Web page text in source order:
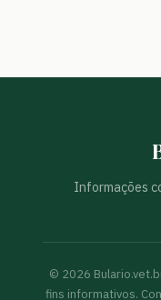
Informações
© 2026
fins informativos.